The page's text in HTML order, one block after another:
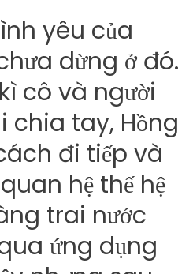
yêu của
dừng ở đó.
cô và người
chia tay, Hồng
đi tiếp và
hệ thế hệ
trai nước
ứng dụng